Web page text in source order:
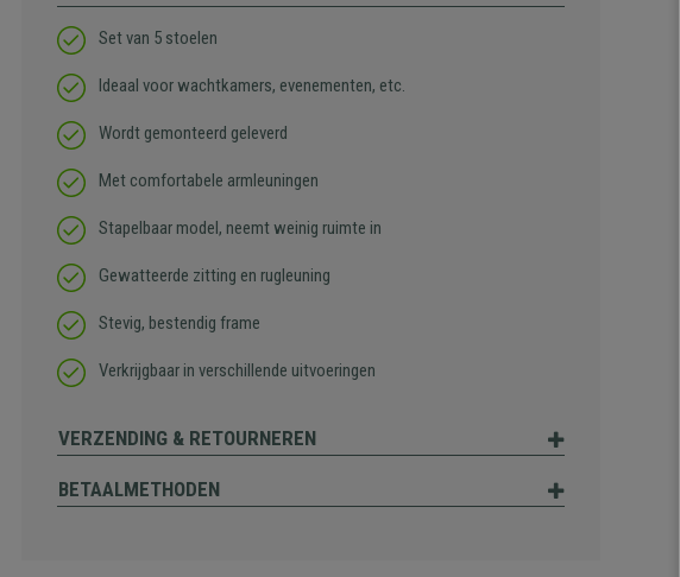
Set van 5 stoelen
Ideaal voor wachtkamers, evenementen, etc.
Wordt gemonteerd geleverd
Met comfortabele armleuningen
Stapelbaar model, neemt weinig ruimte in
Gewatteerde zitting en rugleuning
Stevig, bestendig frame
Verkrijgbaar in verschillende uitvoeringen
VERZENDING & RETOURNEREN
BETAALMETHODEN